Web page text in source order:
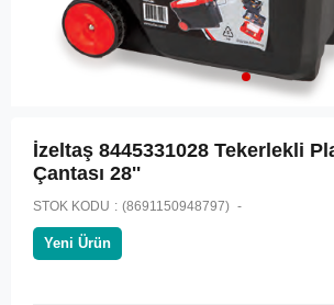
İzeltaş 8445331028 Tekerlekli
Çantası 28''
STOK KODU (8691150948797)
Yeni Ürün